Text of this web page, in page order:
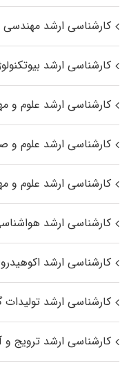
کارشناسی ارشد
کارشناسی ارشد
کارشناسی ارشد علوم و
کارشناسی ارشد علوم و
کارشناسی ارشد علوم
کارشناسی ارشد
کارشناسی ارشد
کارشناسی ارشد
کارشناسی ارشد ترویج